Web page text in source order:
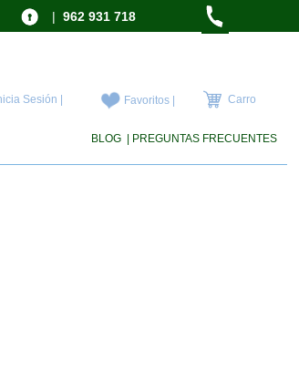
|962 931 718
Sesión | Favoritos | Carro
BLOG | PREGUNTAS FRECUENTES